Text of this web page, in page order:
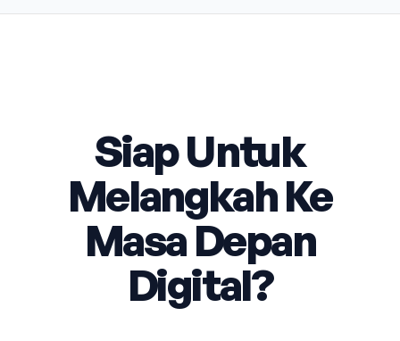
Siap Untuk
Melangkah Ke
Masa Depan
Digital?